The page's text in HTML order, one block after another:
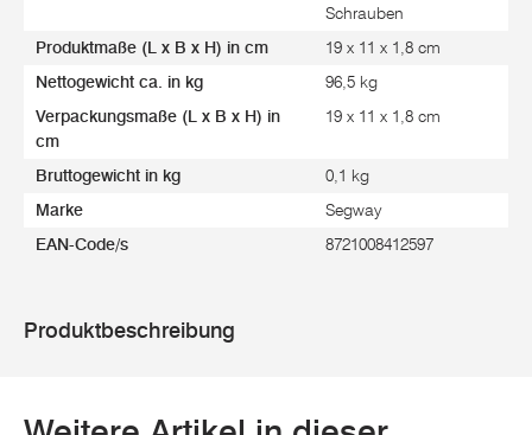
Schrauben
Produktmaße (L x B x H) in cm 19 x 11 x 1,8 cm
Nettogewicht ca. in kg 96,5 kg
Verpackungsmaße (L x B x H) in
cm
19 x 11 x 1,8 cm
Bruttogewicht in kg 0,1 kg
Marke Segway
EAN-Code/s 8721008412597
Produktbeschreibung